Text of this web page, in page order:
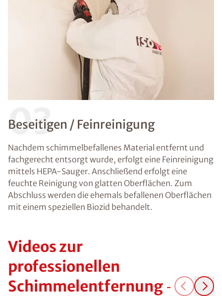
03
Beseitigen / Feinreinigung
Nachdem schimmelbefallenes Material entfernt und
fachgerecht entsorgt wurde, erfolgt eine Feinreinigung
mittels HEPA-Sauger. Anschließend erfolgt eine
feuchte Reinigung von glatten Oberflächen. Zum
Abschluss werden die ehemals befallenen Oberflächen
mit einem speziellen Biozid behandelt.
Videos zur
professionellen
Schimmelentfernung